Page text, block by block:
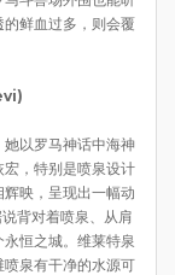
鲜血过多，则会覆
以罗马神话中海神
，特别是喷泉设计
映，呈现出一幅动
背对着喷泉、从肩
恒之城。维莱特泉
泉有干净的水源可